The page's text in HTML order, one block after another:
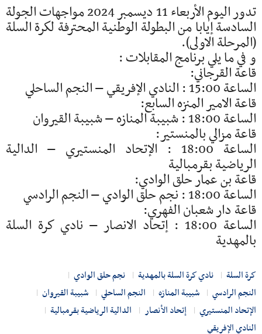
تدور اليوم الأربعاء 11 ديسمبر 2024 مواجهات الجولة
السادسة إيابا من البطولة الوطنية المحترفة لكرة السلة
(المرحلة الاولى).
و في ما يلي برنامج المقابلات :
قاعة القرجاني:
الساعة 15:00 : النادي الإفريقي – النجم الساحلي
قاعة الامير المنزه السابع:
الساعة 18:00 : شبيبة المنازه – شبيبة القيروان
قاعة مزالي بالمنستير:
الساعة 18:00 : الإتحاد المنستيري – الدالية
الرياضية بقرمبالية
قاعة بن عمار حلق الوادي:
الساعة 18:00 : نجم حلق الوادي – النجم الرادسي
قاعة دار شعبان الفهري:
الساعة 18:00 : إتحاد الانصار – نادي كرة السلة
بالمهدية
كرة السلة نادي كرة السلة بالمهدية
نجم حلق الوادي
النجم الرادسي
شبيبة المنازه النجم الساحلي
شبيبة القيروان
الإتحاد المنستيري
إتحاد الأنصار
الدالية الرياضية بقرمبالية
النادي الإفريقي